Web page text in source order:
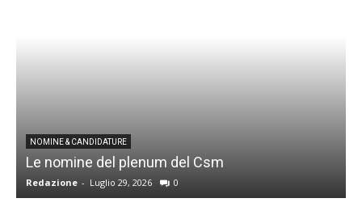
NOMINE & CANDIDATURE
Le nomine del plenum del Csm
Redazione - Luglio 29, 2026 0